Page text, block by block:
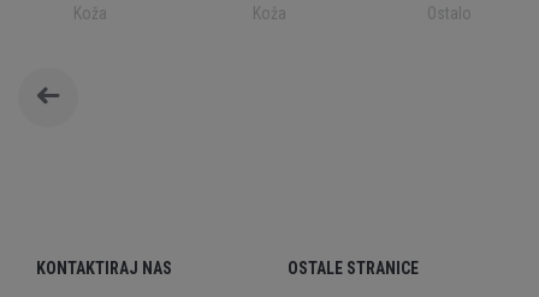
Koža Koža Ostalo
KONTAKTIRAJ NAS OSTALE STRANICE